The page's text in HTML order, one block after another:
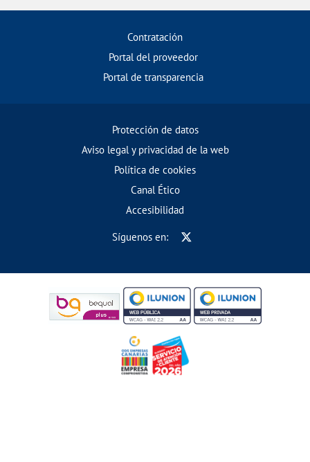
Contratación
Portal del proveedor
Portal de transparencia
Protección de datos
Aviso legal y privacidad de la web
Política de cookies
Canal Ético
Accesibilidad
Síguenos en: